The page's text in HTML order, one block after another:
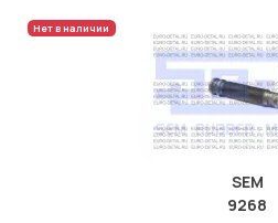
Нет в наличии
SEM
9268